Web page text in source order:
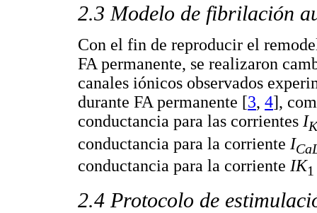
2.3 Modelo de fibrilación
Con el fin de reproducir el
FA permanente, se realizaron
canales iónicos observados
durante FA permanente [3, 4],
conductancia para las corrientes I
conductancia para la corriente I
conductancia para la corriente IK1
2.4 Protocolo de